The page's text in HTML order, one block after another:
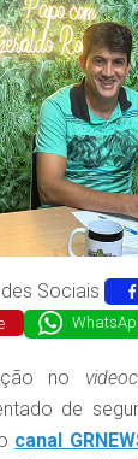
Sociais
no
de
canal